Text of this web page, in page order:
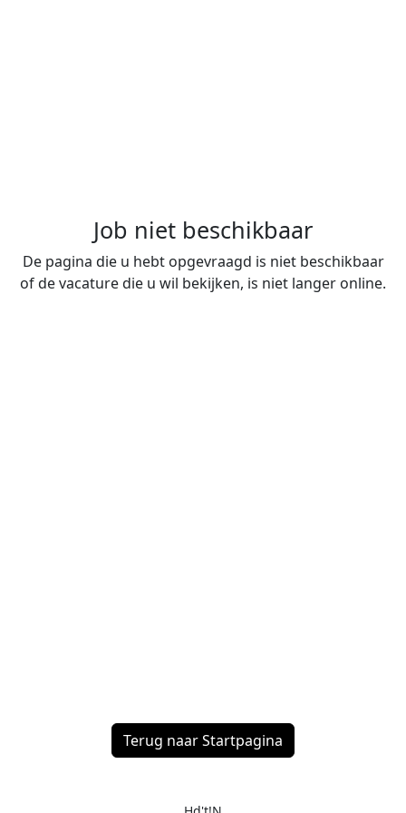
Job niet beschikbaar
De pagina die u hebt opgevraagd is niet beschikbaar
of de vacature die u wil bekijken, is niet langer online.
Terug naar Startpagina